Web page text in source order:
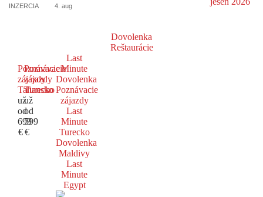
INZERCIA 4. aug
Dovolenka
Reštaurácie
Poznávacie
zájazdy
Taliansko
už
od
699
€
Poznávacie
zájazdy
Turecko
už
od
599
€
Last
Minute
Dovolenka
Poznávacie
zájazdy
Last
Minute
Turecko
Dovolenka
Maldivy
Last
Minute
Egypt